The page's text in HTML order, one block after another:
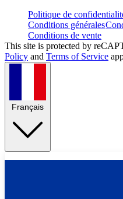
Politique de
Conditions générales
Conditions de vente
This site is protected by
Policy and Terms of Service
Français